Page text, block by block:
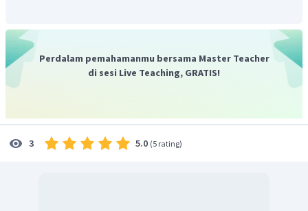
Perdalam pemahamanmu bersama Master Teacher
di sesi Live Teaching, GRATIS!
3 5.0 (5 rating)